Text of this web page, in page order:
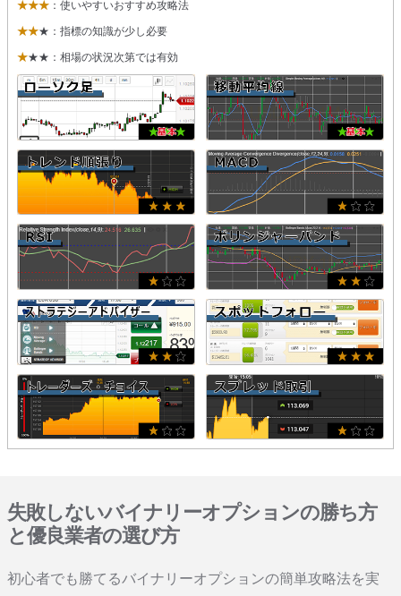
★★★ ：使いやすいおすすめ攻略法
★★★：指標の知識が少し必要
★★★：相場の状況次第では有効
失敗しないバイナリーオプションの勝ち方
と優良業者の選び方
初心者でも勝てるバイナリーオプションの簡単攻略法を実